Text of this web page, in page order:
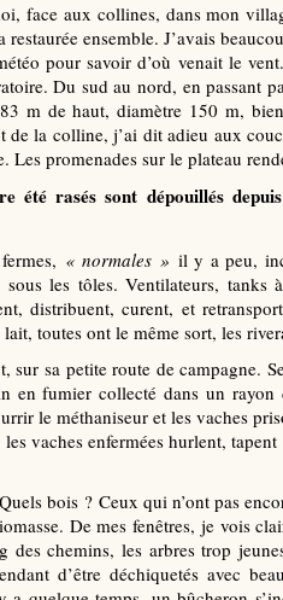
face aux collines, dans mon
restaurée ensemble. J’avais
pour savoir d’où venait le
Du sud au nord, en passant
m de haut, diamètre 150 m,
de la colline, j’ai dit adieu aux
Les promenades sur le plateau
été rasés sont dépouillés
« normales » il y a peu,
sous les tôles. Ventilateurs,
distribuent, curent, et
toutes ont le même sort, les
sur sa petite route de campagne.
en fumier collecté dans un
le méthaniseur et les vaches
vaches enfermées hurlent,
bois ? Ceux qui n’ont pas
De mes fenêtres, je vois
des chemins, les arbres trop
d’être déchiquetés avec